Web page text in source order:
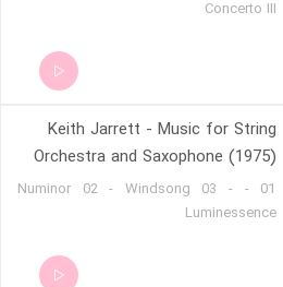
Concerto III
Keith Jarrett - Music for String
Orchestra and Saxophone (1975)
01 - Numinor 02 - Windsong 03 -
Luminessence